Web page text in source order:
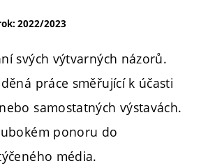
2022/2023
svých výtvarných názorů.
práce směřující k účasti
samostatných výstavách.
ponoru do
média.